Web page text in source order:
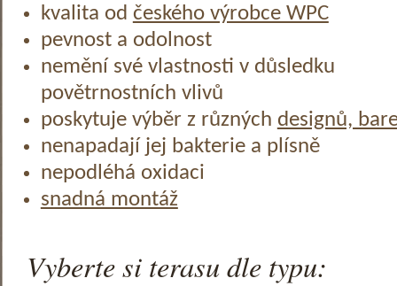
kvalita od českého výrobce WPC
pevnost a odolnost
nemění své vlastnosti v důsledku
povětrnostních vlivů
poskytuje výběr z různých designů,
nenapadají jej bakterie a plísně
nepodléhá oxidaci
snadná montáž
Vyberte si terasu dle typu: